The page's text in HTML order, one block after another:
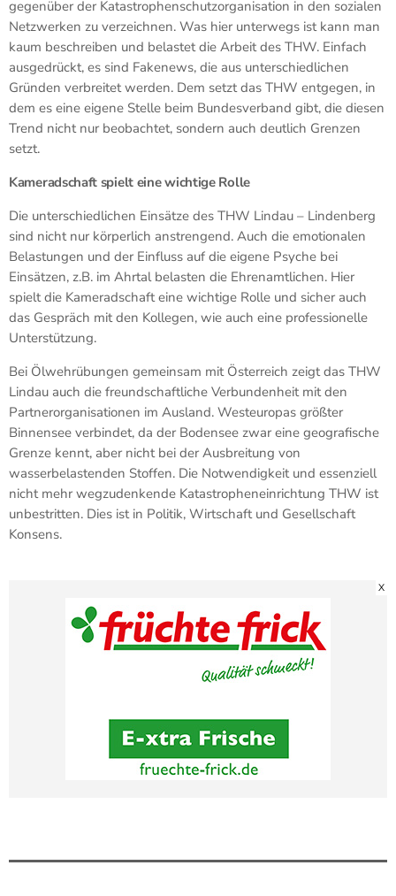
gegenüber der Katastrophenschutzorganisation in den sozialen
Netzwerken zu verzeichnen. Was hier unterwegs ist kann man
kaum beschreiben und belastet die Arbeit des THW. Einfach
ausgedrückt, es sind Fakenews, die aus unterschiedlichen
Gründen verbreitet werden. Dem setzt das THW entgegen, in
dem es eine eigene Stelle beim Bundesverband gibt, die diesen
Trend nicht nur beobachtet, sondern auch deutlich Grenzen
setzt.
Kameradschaft spielt eine wichtige Rolle
Die unterschiedlichen Einsätze des THW Lindau – Lindenberg
sind nicht nur körperlich anstrengend. Auch die emotionalen
Belastungen und der Einfluss auf die eigene Psyche bei
Einsätzen, z.B. im Ahrtal belasten die Ehrenamtlichen. Hier
spielt die Kameradschaft eine wichtige Rolle und sicher auch
das Gespräch mit den Kollegen, wie auch eine professionelle
Unterstützung.
Bei Ölwehrübungen gemeinsam mit Österreich zeigt das THW
Lindau auch die freundschaftliche Verbundenheit mit den
Partnerorganisationen im Ausland. Westeuropas größter
Binnensee verbindet, da der Bodensee zwar eine geografische
Grenze kennt, aber nicht bei der Ausbreitung von
wasserbelastenden Stoffen. Die Notwendigkeit und essenziell
nicht mehr wegzudenkende Katastropheneinrichtung THW ist
unbestritten. Dies ist in Politik, Wirtschaft und Gesellschaft
Konsens.
X